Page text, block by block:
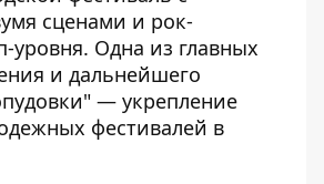
сценами и рок-
уровня. Одна из главных
и дальнейшего
— укрепление
фестивалей в